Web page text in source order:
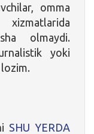
omma
olmaydi.
yoki
SHU YERDA